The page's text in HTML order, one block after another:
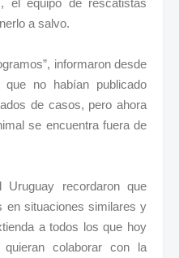
a salvo.
informaron desde
que no habían publicado
de casos, pero ahora
se encuentra fuera de
Uruguay recordaron que
en situaciones similares y
a todos los que hoy
quieran colaborar con la